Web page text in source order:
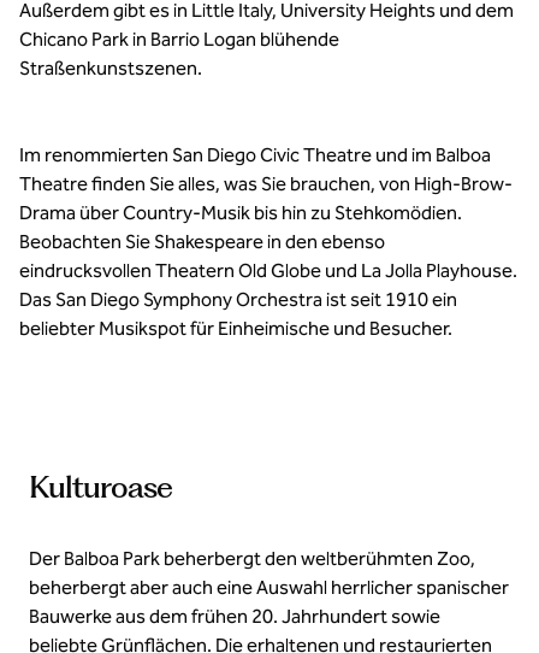
Außerdem gibt es in Little Italy, University Heights und dem
Chicano Park in Barrio Logan blühende
Straßenkunstszenen.
Im renommierten San Diego Civic Theatre und im Balboa
Theatre finden Sie alles, was Sie brauchen, von High-Brow-
Drama über Country-Musik bis hin zu Stehkomödien.
Beobachten Sie Shakespeare in den ebenso
eindrucksvollen Theatern Old Globe und La Jolla Playhouse.
Das San Diego Symphony Orchestra ist seit 1910 ein
beliebter Musikspot für Einheimische und Besucher.
Kulturoase
Der Balboa Park beherbergt den weltberühmten Zoo,
beherbergt aber auch eine Auswahl herrlicher spanischer
Bauwerke aus dem frühen 20. Jahrhundert sowie
beliebte Grünflächen. Die erhaltenen und restaurierten